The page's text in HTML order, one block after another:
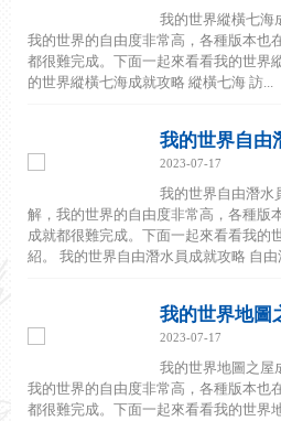
我的世界縱橫七海
我的世界的自由度非常高，各種版本也
都很難完成。下面一起來看看我的世界
的世界縱橫七海成就攻略 縱橫七海 訪...
我的世界自由
2023-07-17
我的世界自由潛水
解，我的世界的自由度非常高，各種版
成就都很難完成。下面一起來看看我的
紹。 我的世界自由潛水員成就攻略 自由
我的世界地圖
2023-07-17
我的世界地圖之屋
我的世界的自由度非常高，各種版本也
都很難完成。下面一起來看看我的世界